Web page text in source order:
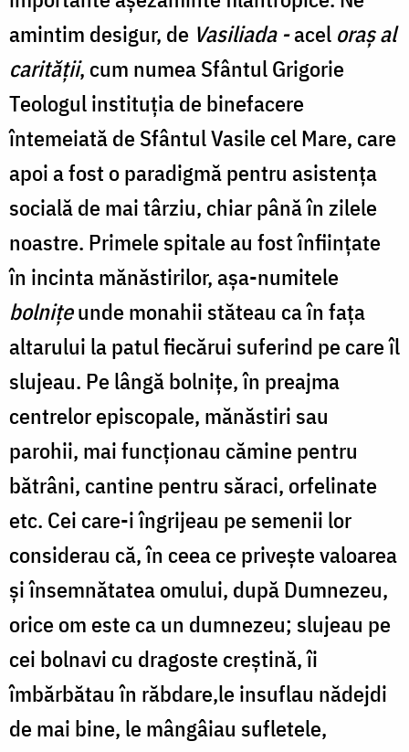
amintim desigur, de Vasiliada -acel oraş al
carităţii, cum numea Sfântul Grigorie
Teologul instituția de binefacere
întemeiată de Sfântul Vasile cel Mare, care
apoi a fost o paradigmă pentru asistența
socială de mai târziu, chiar până în zilele
noastre. Primele spitale au fost înființate
în incinta mănăstirilor, așa-numitele
bolnițeunde monahii stăteau ca în fața
altarului la patul fiecărui suferind pe care îl
slujeau. Pe lângă bolnițe, în preajma
centrelor episcopale, mănăstiri sau
parohii, mai funcționau cămine pentru
bătrâni, cantine pentru săraci, orfelinate
etc. Cei care-i îngrijeau pe semenii lor
considerau că, în ceea ce privește valoarea
și însemnătatea omului, după Dumnezeu,
orice om este ca un dumnezeu; slujeau pe
cei bolnavi cu dragoste creștină, îi
îmbărbătau în răbdare,le insuflau nădejdi
de mai bine, le mângâiau sufletele,